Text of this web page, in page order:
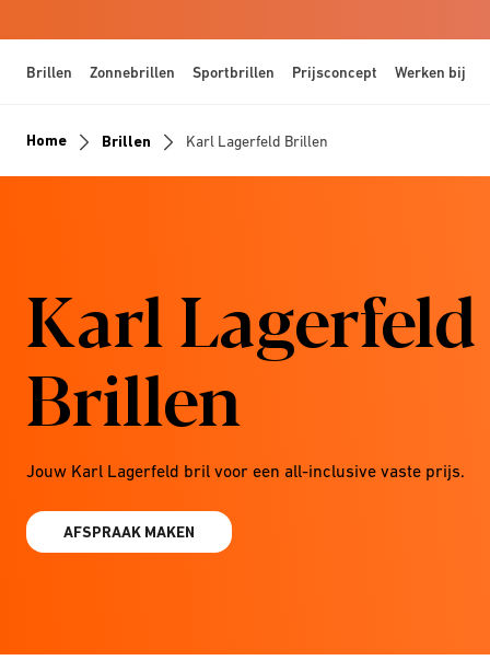
Brillen Zonnebrillen Sportbrillen Prijsconcept Werken bij
Home Brillen Karl Lagerfeld Brillen
Karl Lagerfeld
Brillen
Jouw Karl Lagerfeld bril voor een all-inclusive vaste prijs.
AFSPRAAK MAKEN